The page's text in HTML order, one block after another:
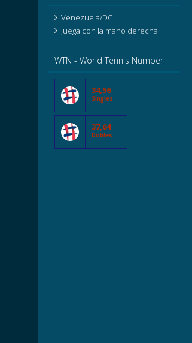
Venezuela/DC
Juega con la mano derecha.
WTN - World Tennis Number
34,56
Singles
37,64
Dobles